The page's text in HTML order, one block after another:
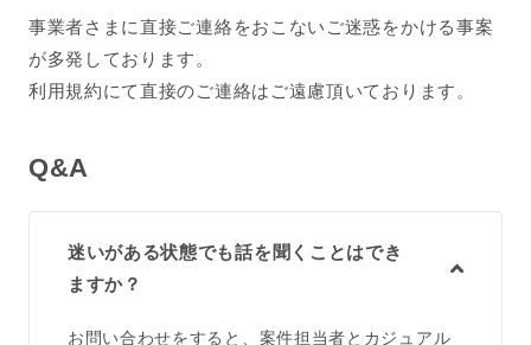
事業者さまに直接ご連絡をおこないご迷惑をかける事案
が多発しております。
利用規約にて直接のご連絡はご遠慮頂いております。
Q&A
迷いがある状態でも話を聞くことはでき
ますか？
お問い合わせをすると、案件担当者とカジュアル